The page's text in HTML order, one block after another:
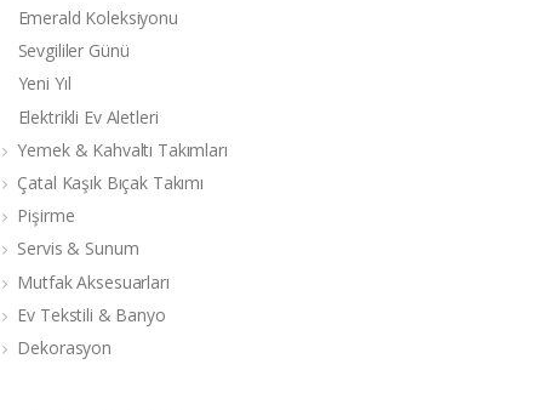
Emerald Koleksiyonu
Sevgililer Günü
Yeni Yıl
Elektrikli Ev Aletleri
Yemek & Kahvaltı Takımları
Çatal Kaşık Bıçak Takımı
Pişirme
Servis & Sunum
Mutfak Aksesuarları
Ev Tekstili & Banyo
Dekorasyon